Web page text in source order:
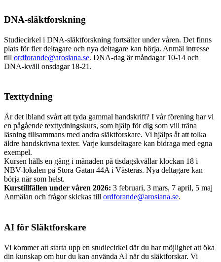
DNA-släktforskning
Studiecirkel i DNA-släktforskning fortsätter under våren. Det finns
plats för fler deltagare och nya deltagare kan börja. Anmäl intresse
till ordforande@arosiana.se. DNA-dag är måndagar 10-14 och
DNA-kväll onsdagar 18-21.
Texttydning
Är det ibland svårt att tyda gammal handskrift? I vår förening har vi
en pågående texttydningskurs, som hjälp för dig som vill träna
läsning tillsammans med andra släktforskare. Vi hjälps åt att tolka
äldre handskrivna texter. Varje kursdeltagare kan bidraga med egna
exempel.
Kursen hålls en gång i månaden på tisdagskvällar klockan 18 i
NBV-lokalen på Stora Gatan 44A i Västerås. Nya deltagare kan
börja när som helst.
Kurstillfällen under våren 2026: 3 februari, 3 mars, 7 april, 5 maj
Anmälan och frågor skickas till ordforande@arosiana.se.
AI för Släktforskare
Vi kommer att starta upp en studiecirkel där du har möjlighet att öka
din kunskap om hur du kan använda AI när du släktforskar. Vi